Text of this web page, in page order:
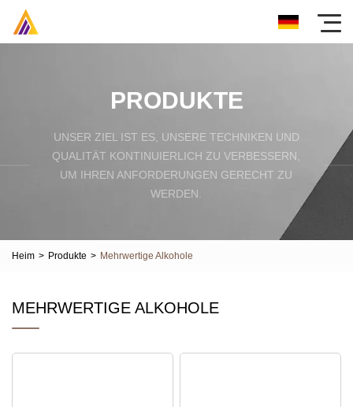
PRODUKTE
UNSER ZIEL IST ES, UNSERE TECHNIKEN UND
QUALITÄT KONTINUIERLICH ZU VERBESSERN,
UM IHREN ANFORDERUNGEN GERECHT ZU
WERDEN.
Heim > Produkte > Mehrwertige Alkohole
MEHRWERTIGE ALKOHOLE